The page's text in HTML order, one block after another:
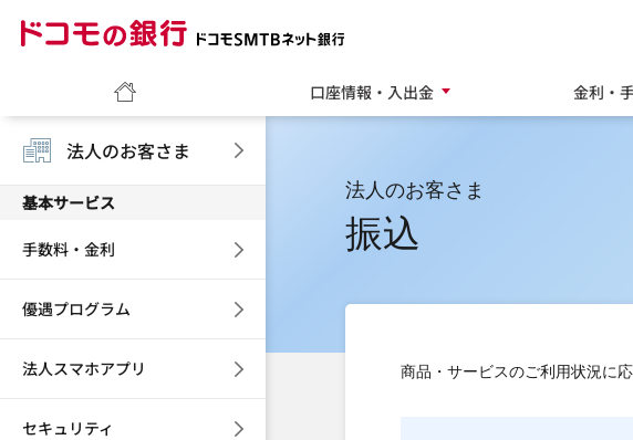
口座情報・入出金 金利・
法人のお客さま
振込
商品・サービスのご利用状況に
法人のお客さま
基本サービス
手数料・金利
優遇プログラム
法人スマホアプリ
セキュリティ